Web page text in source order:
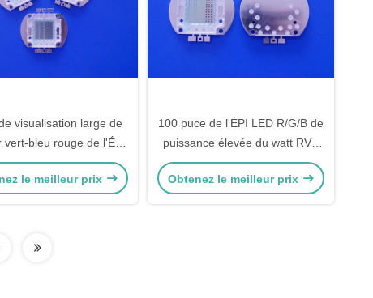
visualisation large de
vert-bleu rouge de l'ÉPI
RVB de la puissance
1050mA élevée
le meilleur prix
100 puce de l'ÉPI LED R/G/B de
puissance élevée du watt RVB
angle de visualisation de 120
degrés pour l'élevage d'usine
Obtenez le meilleur prix